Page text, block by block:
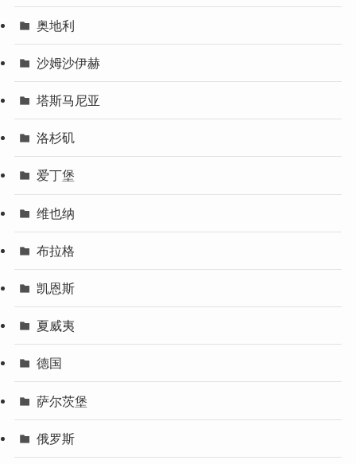
奥地利
沙姆沙伊赫
塔斯马尼亚
洛杉矶
爱丁堡
维也纳
布拉格
凯恩斯
夏威夷
德国
萨尔茨堡
俄罗斯